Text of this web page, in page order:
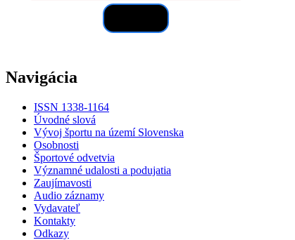
Navigácia
ISSN 1338-1164
Úvodné slová
Vývoj športu na území Slovenska
Osobnosti
Športové odvetvia
Významné udalosti a podujatia
Zaujímavosti
Audio záznamy
Vydavateľ
Kontakty
Odkazy